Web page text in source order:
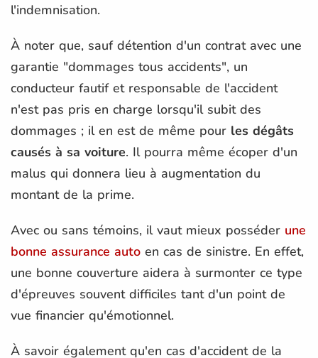
l'indemnisation.
À noter que, sauf détention d'un contrat avec une
garantie "dommages tous accidents", un
conducteur fautif et responsable de l'accident
n'est pas pris en charge lorsqu'il subit des
dommages ; il en est de même pour les dégâts
causés à sa voiture. Il pourra même écoper d'un
malus qui donnera lieu à augmentation du
montant de la prime.
Avec ou sans témoins, il vaut mieux posséder une
bonne assurance auto en cas de sinistre. En effet,
une bonne couverture aidera à surmonter ce type
d'épreuves souvent difficiles tant d'un point de
vue financier qu'émotionnel.
À savoir également qu'en cas d'accident de la